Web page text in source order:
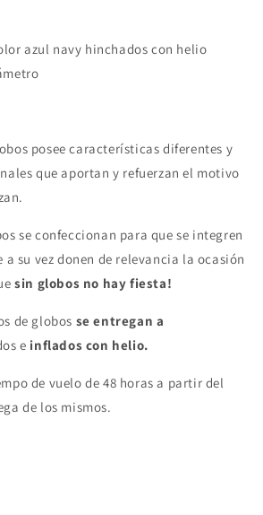
azul navy hinchados con helio
posee características diferentes y
que aportan y refuerzan el motivo
se confeccionan para que se integren
a su vez donen de relevancia la ocasión
sin globos no hay fiesta!
de globos se entregan a
e inflados con helio.
de vuelo de 48 horas a partir del
de los mismos.